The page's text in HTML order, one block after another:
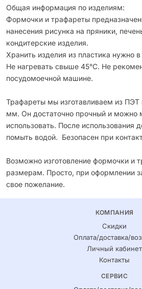
Общая информация по изделиям:
Формочки и трафареты
нанесения рисунка на пряники,
кондитерские изделия.
Хранить изделия из пластика нужно
Не нагревать свыше 45°С. Не
посудомоечной машине.
Трафареты мы изготавливаем из
мм. Он достаточно прочный и можно
использовать. После использования
помыть водой. Безопасен при
Возможно изготовление формочки и
размерам. Просто, при оформлении
свое пожелание.
КОМПАНИЯ
Скидки
Оплата/доставка/
Личный кабинет
Контакты
СЕРВИС